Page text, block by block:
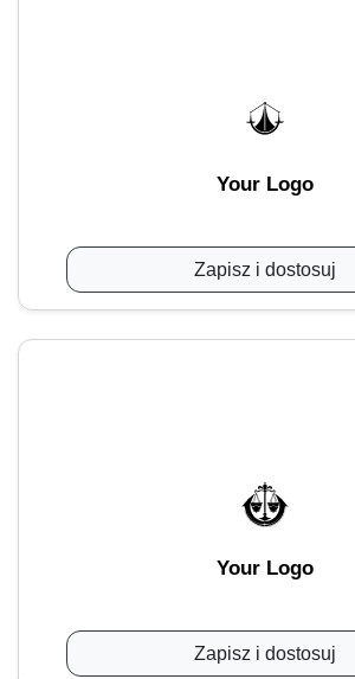
Your Logo
Zapisz i dostosuj
Your Logo
Zapisz i dostosuj